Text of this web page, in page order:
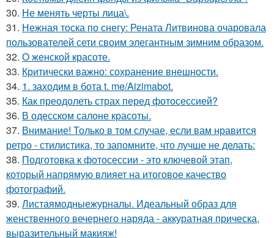
30. Не менять черты лица\.
31. Нежная тоска по снегу: Рената Литвинова очаровала
пользователей сети своим элегантным зимним образом.
32. О женской красоте.
33. Критически важно: сохранение внешности.
34. 1. заходим в бота t. me/Aizimabot.
35. Как преодолеть страх перед фотосессией?
36. В одесском салоне красоты.
37. Внимание! Только в том случае, если вам нравится
ретро - стилистика, то запомните, что лучше не делать:
38. Подготовка к фотосессии - это ключевой этап,
который напрямую влияет на итоговое качество
фотографий.
39. Листаямодныежурналы. Идеальный образ для
женственного вечернего наряда - аккуратная прическа,
выразительный макияж!